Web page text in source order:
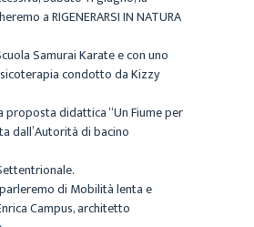
a RIGENERARSI IN NATURA
Samurai Karate e con uno
condotto da Kizzy
proposta didattica “Un Fiume per
dall’Autorità di bacino
di Mobilità lenta e
Campus, architetto